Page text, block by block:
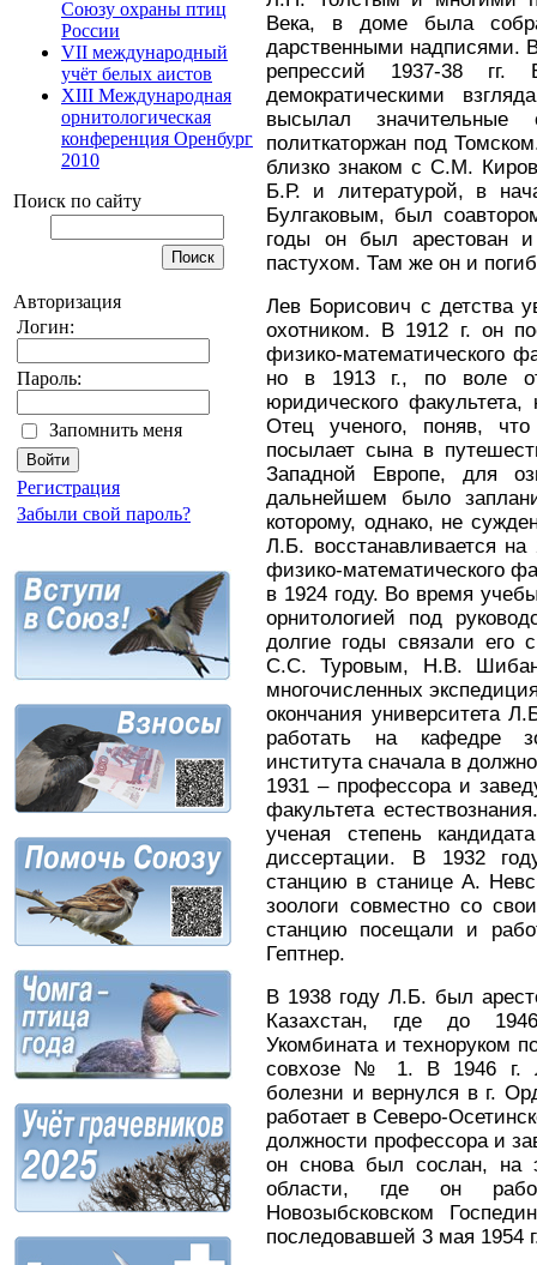
Союзу охраны птиц
России
VII международный
учёт белых аистов
XIII Международная
орнитологическая
конференция Оренбург
2010
Поиск по сайту
Авторизация
Логин:
Пароль:
Запомнить меня
Регистрация
Забыли свой пароль?
Века, в доме была
дарственными надписями.
репрессий 1937-38
демократическими
высылал
политкаторжан под
близко знаком с С.М.
Б.Р. и литературой, в
Булгаковым, был
годы он был арестован
пастухом. Там же он и
Лев Борисович с детства
охотником. В 1912 г. он
физико-математического
но в 1913 г., по воле
юридического
Отец ученого, поняв,
посылает сына в
Западной Европе, для
дальнейшем было
которому, однако, не
Л.Б. восстанавливается на
физико-математического
в 1924 году. Во время
орнитологией под
долгие годы связали
С.С. Туровым, Н.В.
многочисленных
окончания университета
работать на кафедре
института сначала в
1931 – профессора и
факультета
ученая степень
диссертации. В 1932
станцию в станице А.
зоологи совместно со
станцию посещали и
Гептнер.
В 1938 году Л.Б. был
Казахстан, где до
Укомбината и техноруком
совхозе № 1. В 1946 г.
болезни и вернулся в г.
работает в Северо-
должности профессора и
он снова был сослан, на
области, где он
Новозыбсковском
последовавшей 3 мая 1954